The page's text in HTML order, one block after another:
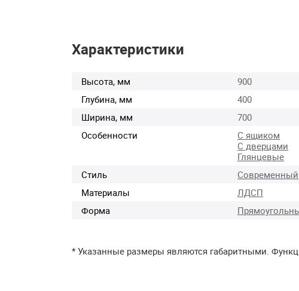
Характеристики
Высота, мм
900
Глубина, мм
400
Ширина, мм
700
Особенности
С ящиком
С дверцами
Глянцевые
Стиль
Современный
Материалы
ЛДСП
Форма
* Указанные размеры являются габаритными.